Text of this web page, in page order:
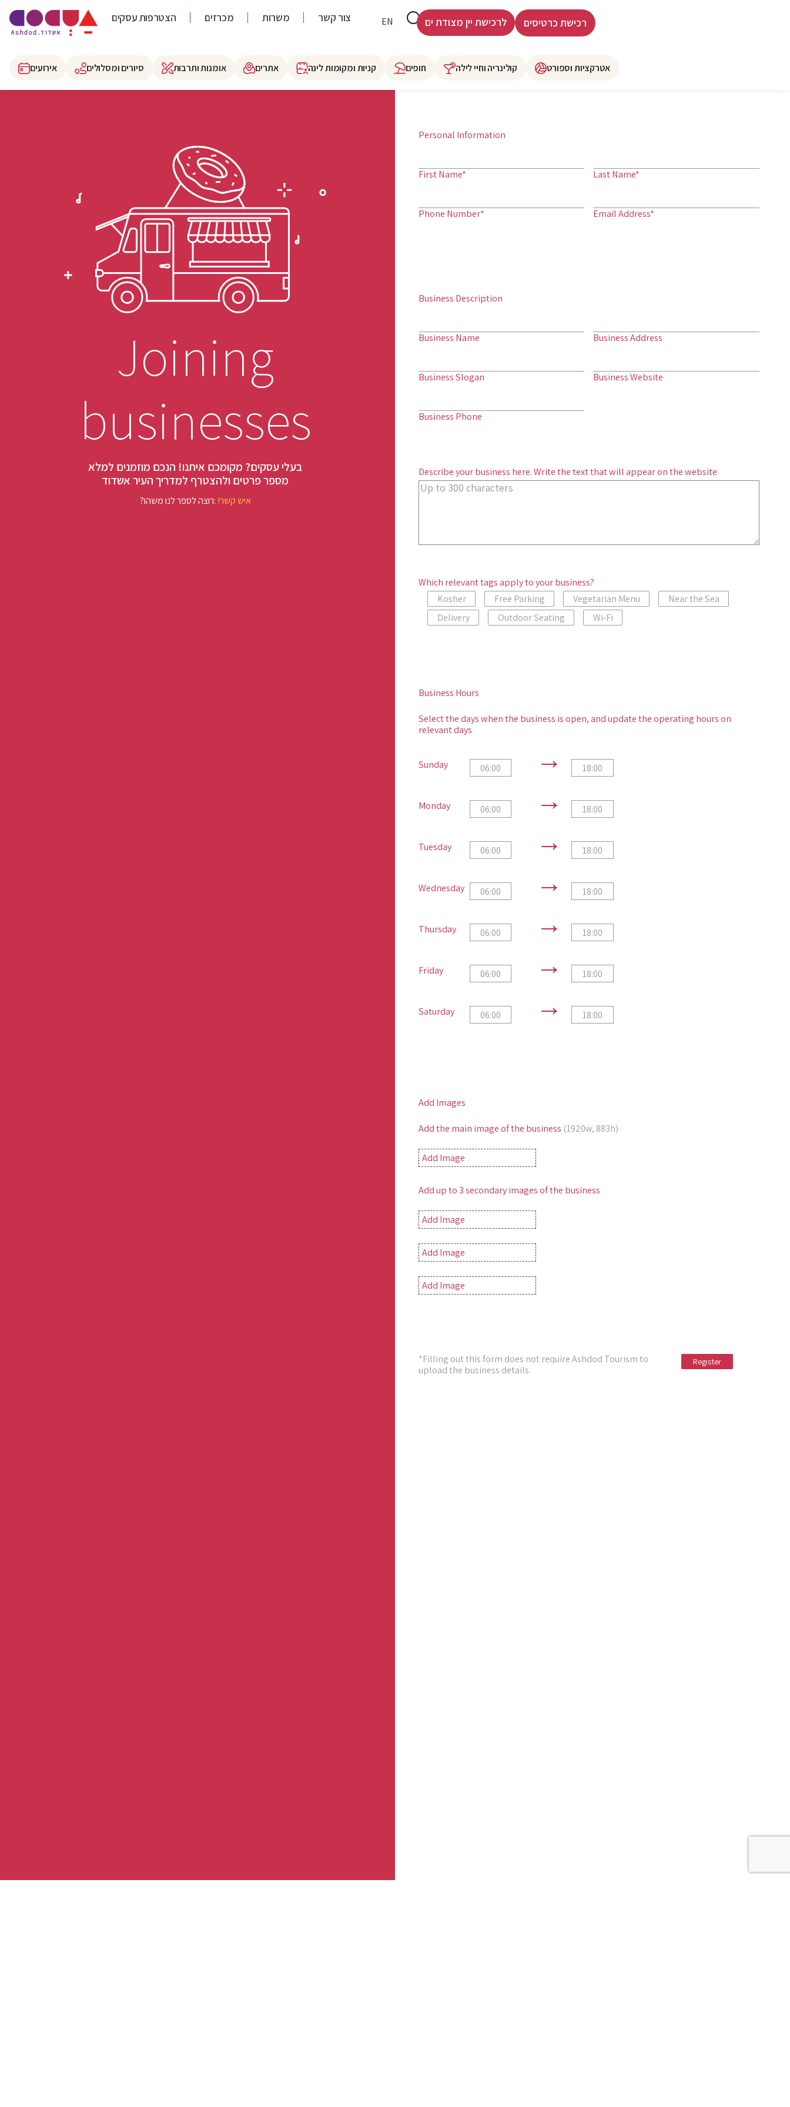
הצטרפות עסקים מכרזים משרות צור קשר EN
HE
לרכישת יין מצודת ים רכישת כרטיסים
אירועים סיורים ומסלולים אומנות ותרבות אתרים קניות ומקומות לינה חופים קולינריה וחיי לילה אטרקציות וספורט
Joining
businesses
בעלי עסקים? מקומכם איתנו! הנכם מוזמנים למלא
מספר פרטים ולהצטרף למדריך העיר אשדוד
?רוצה לספר לנו משהו: !איש קשר
Personal Information
First Name*
Phone Number*
Last Name*
Email Address*
Business Description
Business Name
Business Slogan
Business Phone
Business Address
Business Website
Describe your business here. Write the text that will appear on the website
Which relevant tags apply to your business?
Kosher
Free Parking Vegetarian Menu
Near the Sea
Delivery
Outdoor Seating Wi-Fi
Business Hours
Select the days when the business is open, and update the operating hours on
relevant days
Sunday ←
Monday ←
Tuesday ←
Wednesday ←
Thursday ←
Friday ←
Saturday ←
Add Images
Add the main image of the business (1920w, 883h)
Add Image
Add up to 3 secondary images of the business
Add Image
Add Image
Add Image
*Filling out this form does not require Ashdod Tourism to
upload the business details.